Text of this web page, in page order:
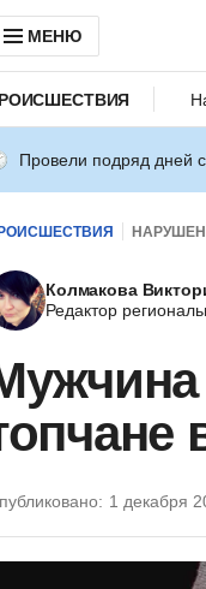
МЕНЮ
Провели подряд дней
Колмакова
Редактор
1 декабря